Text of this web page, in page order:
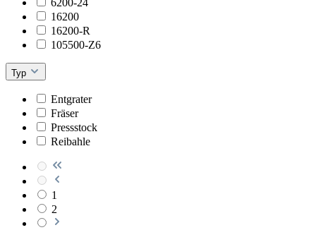
16200
16200-R
105500-Z6
Typ
Entgrater
Fräser
Pressstock
Reibahle
1
2